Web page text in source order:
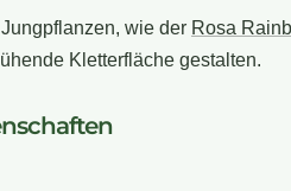
wie der Rosa
Kletterfläche gestalten.